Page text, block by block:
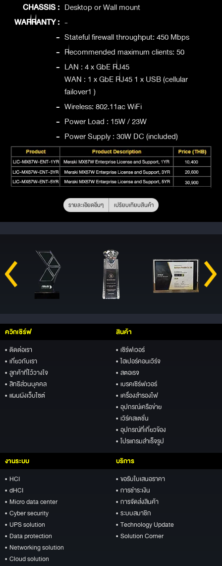
CHASSIS : Desktop or Wall mount
WARRANTY : -
- Stateful firewall throughput: 450 Mbps
- Recommended maximum clients: 50
- LAN : 4 x GbE RJ45
WAN : 1 x GbE RJ45 1 x USB (cellular
failover1 )
- Wireless: 802.11ac WiFi
- Power Load : 15W / 23W
- Power Supply : 30W DC (included)
รายละเอียดอื่นๆ เปรียบเทียบสินค้า
ควิกเซิร์ฟ
• ติดต่อเรา
• เกี่ยวกับเรา
• ลูกค้าที่ไว้วางใจ
• สิทธิส่วนบุคคล
• แผนผังเว็บไซต์
สินค้า
• เซิร์ฟเวอร์
• ไฮเปอร์คอนเวิร์จ
• สตอเรจ
• เบรคเซิร์ฟเวอร์
• เครื่องสำรองไฟ
• อุปกรณ์เครือข่าย
• เวิร์คสเตชั่น
• อุปกรณ์ที่เกี่ยวข้อง
• โปรแกรมสำเร็จรูป
งานระบบ
• HCI
• dHCI
• Micro data center
• Cyber security
• UPS solution
• Data protection
• Networking solution
• Cloud solution
บริการ
• ขอรับใบเสนอราคา
• การชำระเงิน
• การจัดส่งสินค้า
• ระบบสมาชิก
• Technology Update
• Solution Corner